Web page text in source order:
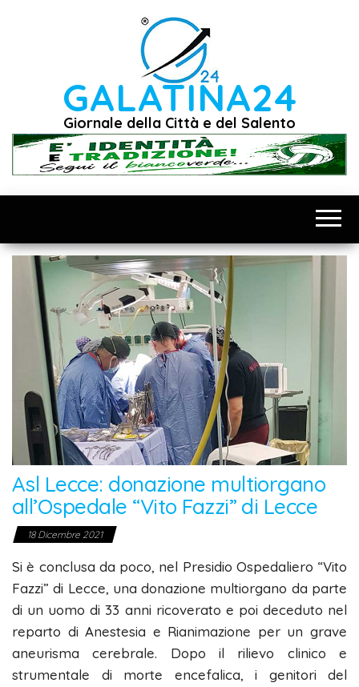
GALATINA24
Giornale della Città e del Salento
Asl Lecce: donazione multiorgano
all’Ospedale “Vito Fazzi” di Lecce
18 Dicembre 2021
Si è conclusa da poco, nel Presidio Ospedaliero “Vito
Fazzi” di Lecce, una donazione multiorgano da parte
di un uomo di 33 anni ricoverato e poi deceduto nel
reparto di Anestesia e Rianimazione per un grave
aneurisma cerebrale. Dopo il rilievo clinico e
strumentale di morte encefalica, i genitori del